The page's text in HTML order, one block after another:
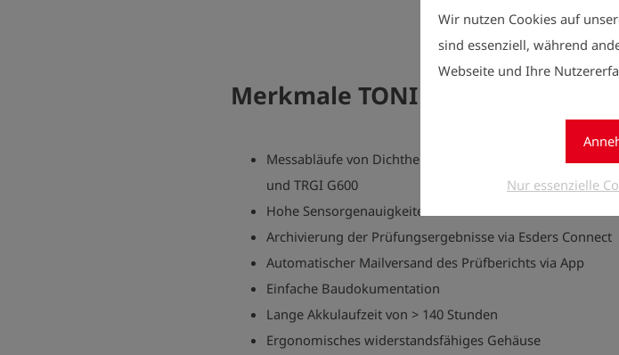
Wir nutzen Cookies auf
sind essenziell, während
Webseite und Ihre
Nur essenzielle
Merkmale TONI PressureTest H
Messabläufe von Dichtheits- und Belastungsprüfung nach
und TRGI G600
Hohe Sensorgenauigkeiten
Archivierung der Prüfungsergebnisse via Esders Connect
Automatischer Mailversand des Prüfberichts via App
Einfache Baudokumentation
Lange Akkulaufzeit von > 140 Stunden
Ergonomisches widerstandsfähiges Gehäuse